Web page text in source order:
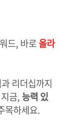
드, 바로올라
리더십까지
금, 능력 있
목하세요.